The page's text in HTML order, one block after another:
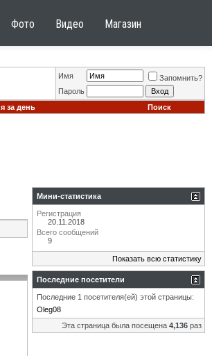
Фото Видео Магазин
Имя
Запомнить?
Пароль
за день Поиск
Мини-статистика
Регистрация
20.11.2018
Всего сообщений
9
Показать всю статистику
Последние посетители
Последние 1 посетителя(ей) этой страницы:
Oleg08
Эта страница была посещена 4,136 раз